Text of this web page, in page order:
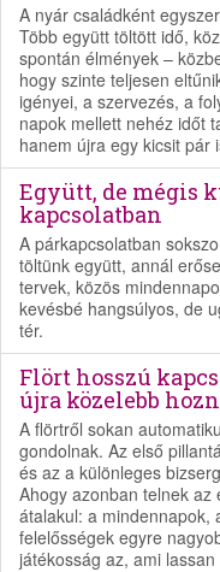
A nyár családként
Több együtt töltött idő,
spontán élmények –
hogy szinte teljesen
igényei, a szervezés, a
napok mellett nehéz időt
hanem újra egy kicsit pár
Együtt, de mégis
kapcsolatban
A párkapcsolatban
töltünk együtt, annál
tervek, közös
kevésbé hangsúlyos, de
tér.
Flört hosszú
újra közelebb
A flörtről sokan
gondolnak. Az első
és az a különleges
Ahogy azonban telnek az
átalakul: a mindennapok,
felelősségek egyre
játékosság az, ami